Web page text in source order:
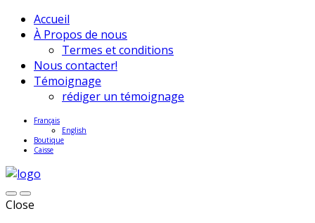
Accueil
À Propos de nous
Termes et conditions
Nous contacter!
Témoignage
rédiger un témoignage
Français
English
Boutique
Caisse
Close